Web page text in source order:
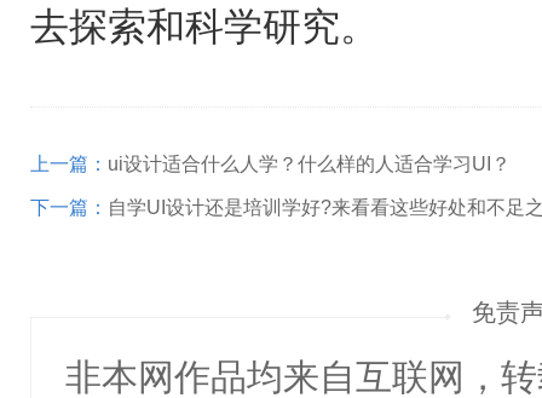
去探索和科学研究。
上一篇： ui设计适合什么人学？什么样的人适合学习UI？
下一篇： 自学UI设计还是培训学好?来看看这些好处和不足
免责
非本网作品均来自互联网，